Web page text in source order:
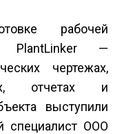
рабочей
PlantLinker —
чертежах,
отчетах и
выступили
специалист ООО